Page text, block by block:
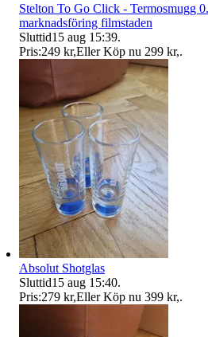
Stelton To Go Click - Termosmugg
marknadsföring filmstaden
Sluttid15 aug 15:39.
Pris:249 kr,Eller Köp nu 299 kr,.
Absolut Shotglas
Sluttid15 aug 15:40.
Pris:279 kr,Eller Köp nu 399 kr,.